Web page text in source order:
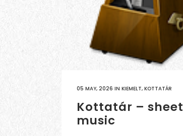
05 MAY, 2026 IN KIEMELT, KOTTATÁR
Kottatár – sheet
music